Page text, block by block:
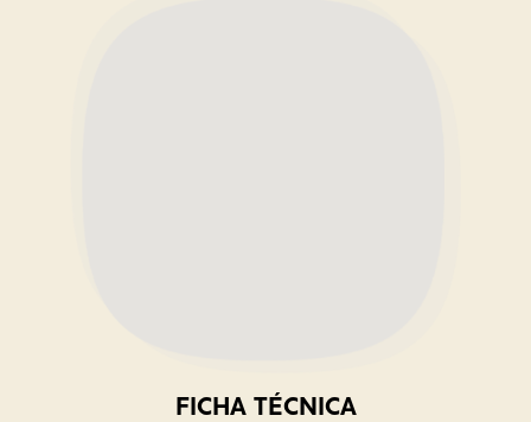
FICHA TÉCNICA